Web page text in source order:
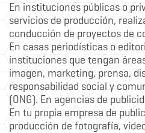
En instituciones públicas o
servicios de producción,
conducción de proyectos de
En casas periodísticas o
instituciones que tengan
imagen, marketing, prensa,
responsabilidad social y
(ONG). En agencias de
En tu propia empresa de
producción de fotografía,